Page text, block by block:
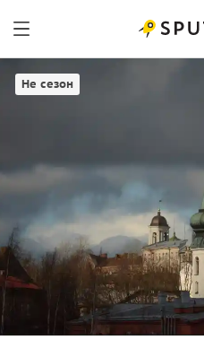
Не сезон